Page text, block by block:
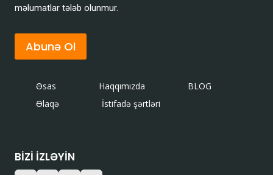
məlumatlar tələb olunmur.
Abunə Ol
Əsas Haqqımızda
BLOG
Əlaqə
İstifadə şərtləri
BIZI IZLƏYIN